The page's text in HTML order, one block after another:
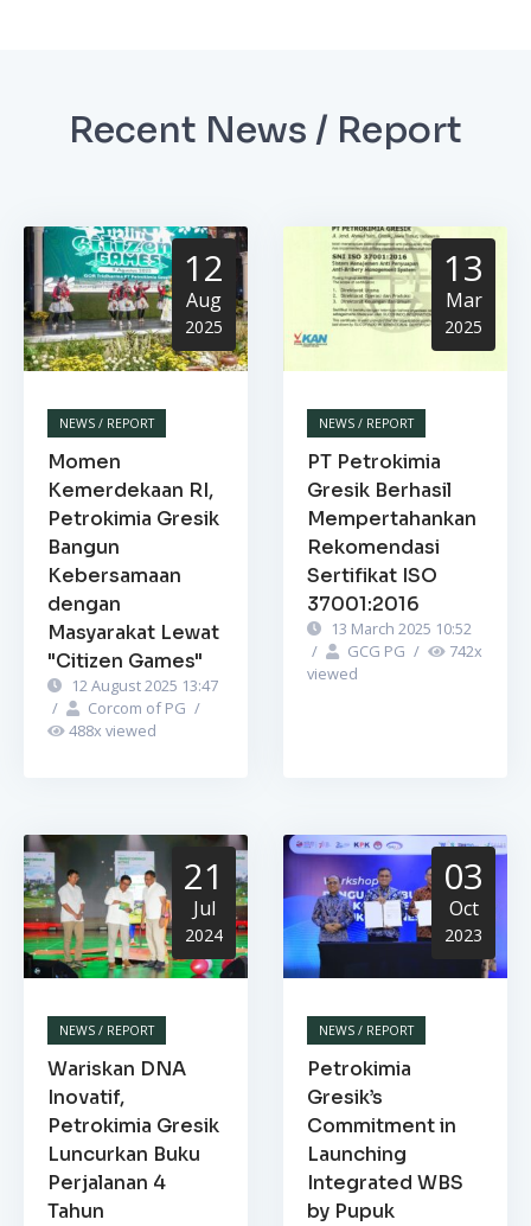
Recent News / Report
12
Aug
2025
NEWS / REPORT
Momen
Kemerdekaan RI,
Petrokimia Gresik
Bangun
Kebersamaan
dengan
Masyarakat Lewat
"Citizen Games"
12 August 2025 13:47
/
Corcom of PG /
488x viewed
13
Mar
2025
NEWS / REPORT
PT Petrokimia
Gresik Berhasil
Mempertahankan
Rekomendasi
Sertifikat ISO
37001:2016
13 March 2025 10:52
/
GCG PG / 742x
viewed
21
Jul
2024
NEWS / REPORT
Wariskan DNA
Inovatif,
Petrokimia Gresik
Luncurkan Buku
Perjalanan 4
Tahun
03
Oct
2023
NEWS / REPORT
Petrokimia
Gresik’s
Commitment in
Launching
Integrated WBS
by Pupuk